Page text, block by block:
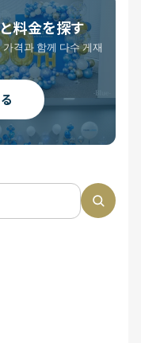
料金を探す
격과 함께 다수 게재